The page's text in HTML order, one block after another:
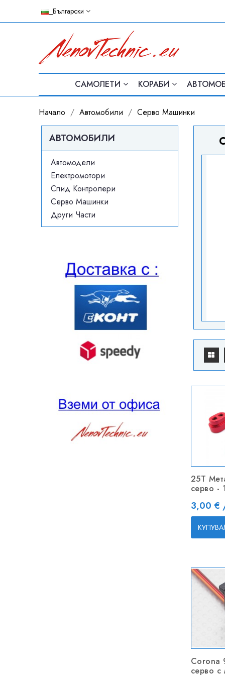
_Български
САМОЛЕТИ КОРАБИ
Начало Автомобили Серво Машинки
АВТОМОБИЛИ
Автомодели
Електромотори
Спид Контролери
Серво Машинки
Други Части
25Т
серво -
Цена
3,00 €
Corona
серво с